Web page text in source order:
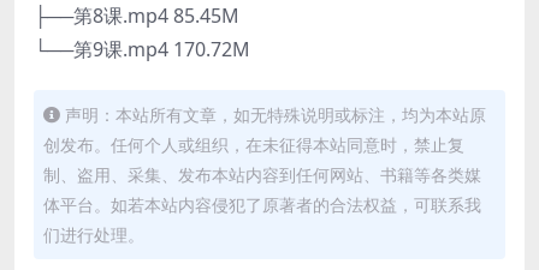
├──第8课.mp4 85.45M
└──第9课.mp4 170.72M
声明：本站所有文章，如无特殊说明或标注，均为本站原
创发布。任何个人或组织，在未征得本站同意时，禁止复
制、盗用、采集、发布本站内容到任何网站、书籍等各类媒
体平台。如若本站内容侵犯了原著者的合法权益，可联系我
们进行处理。